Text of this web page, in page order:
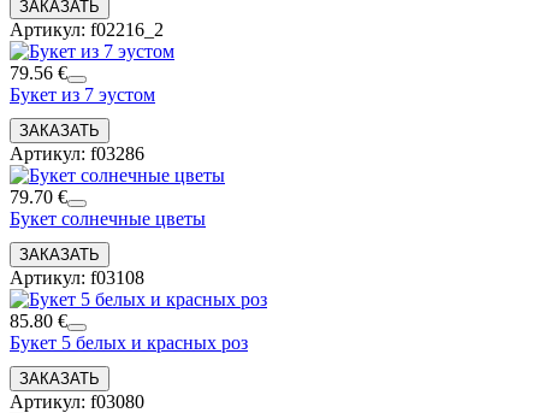
Артикул: f02216_2
79.56 €
Букет из 7 эустом
Артикул: f03286
79.70 €
Букет солнечные цветы
Артикул: f03108
85.80 €
Букет 5 белых и красных роз
Артикул: f03080